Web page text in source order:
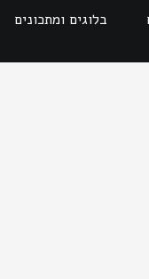
בלוגים ומתכונים